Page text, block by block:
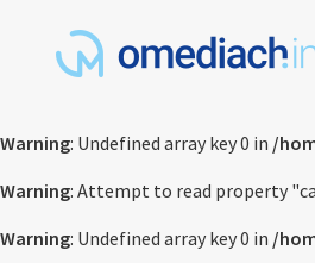
Warning: Undefined array key 0 in /
Warning: Attempt to read property
Warning: Undefined array key 0 in /